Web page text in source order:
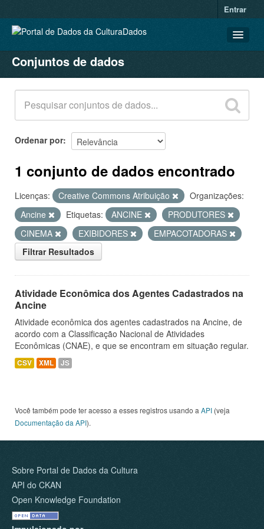
Entrar
CONJUNTOS DE DADOS
ORGANIZAÇÕES
GRUPOS
SOBRE
Conjuntos de dados
Ordenar por
1 conjunto de dados encontrado
Licenças: Creative Commons Atribuição
Organizações:
Ancine
Etiquetas: ANCINE
PRODUTORES
CINEMA
EXIBIDORES
EMPACOTADORAS
Filtrar Resultados
Atividade Econômica dos Agentes Cadastrados na
Ancine
Atividade econômica dos agentes cadastrados na Ancine, de
acordo com a Classificação Nacional de Atividades
Econômicas (CNAE), e que se encontram em situação regular.
CSV XML JS
Você também pode ter acesso a esses registros usando a API (veja
Documentação da API).
Sobre Portal de Dados da Cultura
API do CKAN
Open Knowledge Foundation